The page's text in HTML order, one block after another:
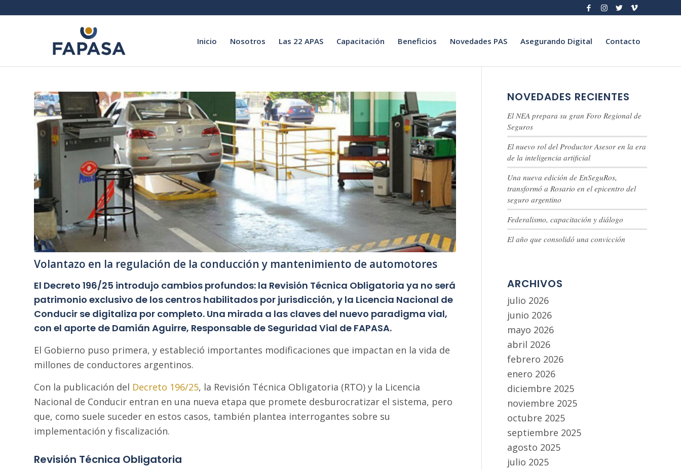
Inicio Nosotros Las 22 APAS Capacitación Beneficios Novedades PAS Asegurando Digital Contacto
Volantazo en la regulación de la conducción y mantenimiento de automotores
El Decreto 196/25 introdujo cambios profundos: la Revisión Técnica Obligatoria ya no será
patrimonio exclusivo de los centros habilitados por jurisdicción, y la Licencia Nacional de
Conducir se digitaliza por completo. Una mirada a las claves del nuevo paradigma vial,
con el aporte de Damián Aguirre, Responsable de Seguridad Vial de FAPASA.
El Gobierno puso primera, y estableció importantes modificaciones que impactan en la vida de
millones de conductores argentinos.
Con la publicación del Decreto 196/25, la Revisión Técnica Obligatoria (RTO) y la Licencia
Nacional de Conducir entran en una nueva etapa que promete desburocratizar el sistema, pero
que, como suele suceder en estos casos, también plantea interrogantes sobre su
implementación y fiscalización.
Revisión Técnica Obligatoria
NOVEDADES RECIENTES
El NEA prepara su gran Foro Regional de
Seguros
El nuevo rol del Productor Asesor en la era
de la inteligencia artificial
Una nueva edición de EnSeguRos,
transformó a Rosario en el epicentro del
seguro argentino
Federalismo, capacitación y diálogo
El año que consolidó una convicción
ARCHIVOS
julio 2026
junio 2026
mayo 2026
abril 2026
febrero 2026
enero 2026
diciembre 2025
noviembre 2025
octubre 2025
septiembre 2025
agosto 2025
julio 2025